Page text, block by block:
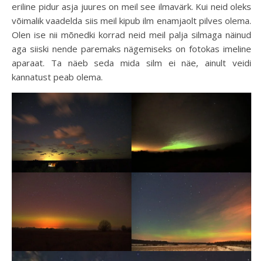
eriline pidur asja juures on meil see ilmavärk. Kui neid oleks
võimalik vaadelda siis meil kipub ilm enamjaolt pilves olema.
Olen ise nii mõnedki korrad neid meil palja silmaga näinud
aga siiski nende paremaks nägemiseks on fotokas imeline
aparaat. Ta näeb seda mida silm ei näe, ainult veidi
kannatust peab olema.